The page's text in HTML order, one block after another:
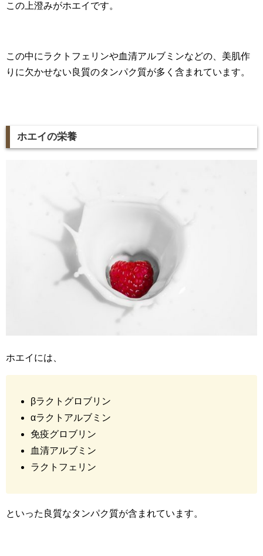
この上澄みがホエイです。
この中にラクトフェリンや血清アルブミンなどの、美肌作
りに欠かせない良質のタンパク質が多く含まれています。
ホエイの栄養
ホエイには、
βラクトグロブリン
αラクトアルブミン
免疫グロブリン
血清アルブミン
ラクトフェリン
といった良質なタンパク質が含まれています。